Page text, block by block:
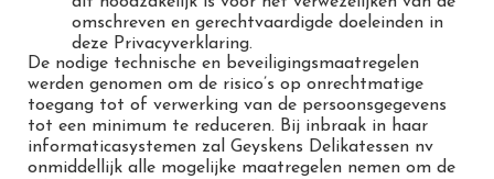
omschreven en gerechtvaardigde doeleinden in
deze Privacyverklaring.
De nodige technische en beveiligingsmaatregelen
werden genomen om de risico’s op onrechtmatige
toegang tot of verwerking van de persoonsgegevens
tot een minimum te reduceren. Bij inbraak in haar
informaticasystemen zal Geyskens Delikatessen nv
onmiddellijk alle mogelijke maatregelen nemen om de